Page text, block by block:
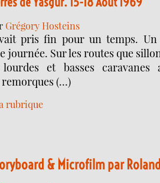
Grégory Hosteins
pris fin pour un temps.
journée. Sur les routes que
et basses caravanes
(…)
rubrique
& Microfilm par